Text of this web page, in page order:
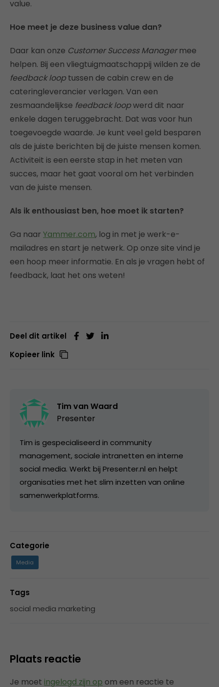
value.
Hoe meet je deze business value dan?
Daar kan onze Customer Success Managermee
helpen. Bij een vliegtuigmaatschappij wilden ze de
feedback looptussen de cabin crew en de
cateringleverancier verlagen. Van een
zesmaandelijkse feedback loopwerd dit naar
enkele dagen teruggebracht. Dat was voor hun
toegevoegde waarde. Je kunt veel geld besparen
als de juiste berichten bij de juiste mensen komen.
Activiteit is een eerste stap in het meten van
succes, maar het gaat vooral om het verbinden
van de juiste mensen.
Als ik enthousiast ben, hoe moet ik starten?
Ga naar Yammer.com, log in met je werk-e-
mailadres en start je netwerk. Op onze site vind je
een hoop meer informatie. En als je vragen hebt of
feedback, laat het ons weten!
Deel dit artikel
Kopieer link
Tim van Waard
Presenter
Tim is gespecialiseerd in community
management, sociale intranetten en interne
social media. Werkt bij Presenter.nl en helpt
organisaties met het slim inzetten van online
samenwerkplatforms.
Categorie
Media
Tags
social media marketing
Plaats reactie
Je moet ingelogd zijn op om een reactie te